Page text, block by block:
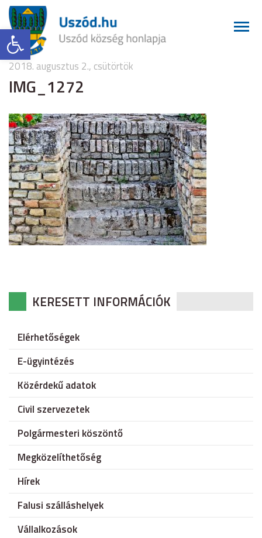
Eszköztár megnyitása
2018. augusztus 2., csütörtök
IMG_1272
KERESETT INFORMÁCIÓK
Elérhetőségek
E-ügyintézés
Közérdekű adatok
Civil szervezetek
Polgármesteri köszöntő
Megközelíthetőség
Hírek
Falusi szálláshelyek
Vállalkozások